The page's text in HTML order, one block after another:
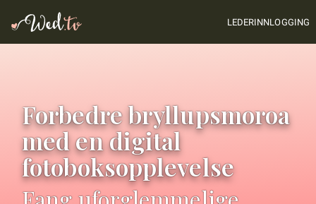
LEDERINNLOGGING
Forbedre bryllupsmoroa
med en digital
fotoboksopplevelse